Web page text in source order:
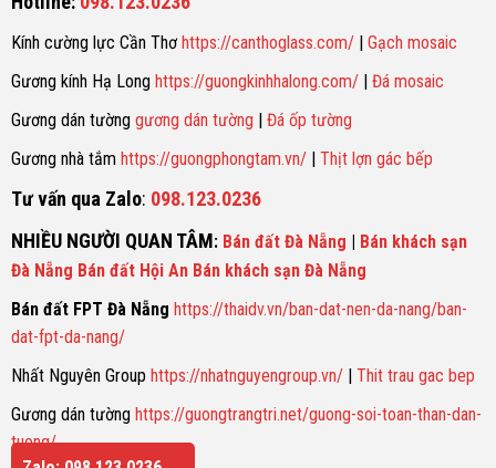
Kính cường lực Cần Thơ https://canthoglass.com/| Gạch mosaic
Gương kính Hạ Long https://guongkinhhalong.com/| Đá mosaic
Gương dán tường gương dán tường
Đá ốp tường
Gương nhà tắm https://guongphongtam.vn/| Thịt lợn gác bếp
Tư vấn qua Zalo: 098.123.0236
NHIỀU NGƯỜI QUAN TÂM: Bán đất Đà Nẵng
Bán khách sạn
Đà Nẵng Bán đất Hội An Bán khách sạn Đà Nẵng
Bán đất FPT Đà Nẵng https://thaidv.vn/ban-dat-nen-da-nang/ban-
dat-fpt-da-nang/
Nhất Nguyên Group https://nhatnguyengroup.vn/| Thit trau gac bep
Gương dán tường https://guongtrangtri.net/guong-soi-toan-than-dan-
tuong/